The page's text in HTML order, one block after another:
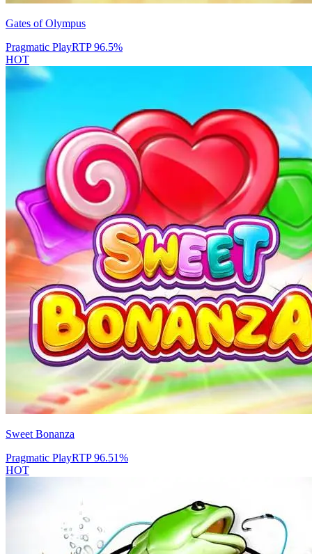
Gates of Olympus
Pragmatic PlayRTP96.5%
HOT
Sweet Bonanza
Pragmatic PlayRTP96.51%
HOT